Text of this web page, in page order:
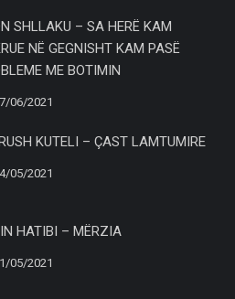
SHLLAKU – SA HERË KAM
NË GEGNISHT KAM PASË
ME BOTIMIN
06/2021
KUTELI – ÇAST LAMTUMIRE
05/2021
HATIBI – MËRZIA
05/2021